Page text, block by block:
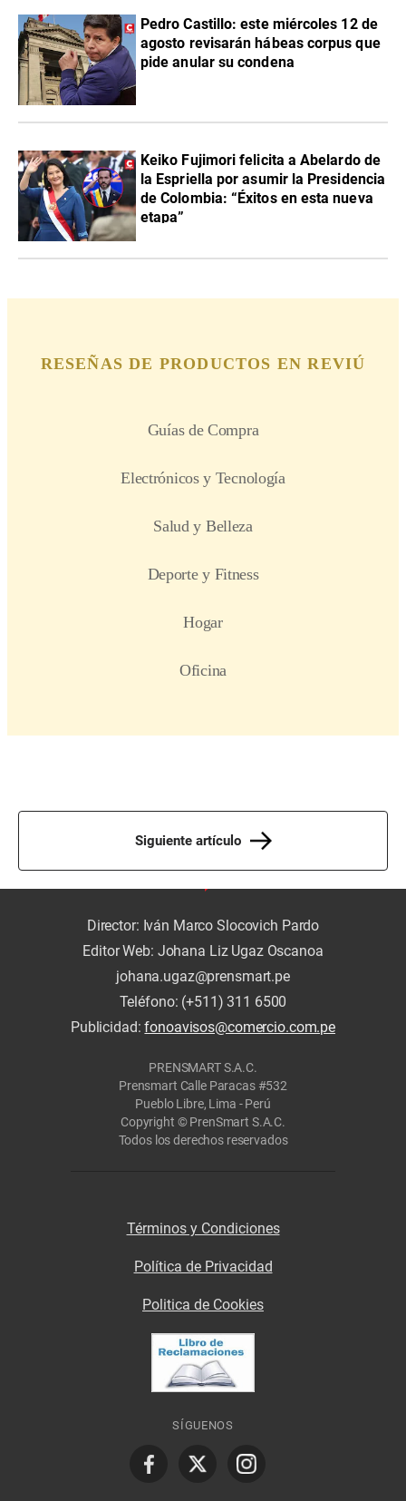
Pedro Castillo: este miércoles 12 de
agosto revisarán hábeas corpus que
pide anular su condena
Keiko Fujimori felicita a Abelardo de
la Espriella por asumir la Presidencia
de Colombia: “Éxitos en esta nueva
etapa”
Siguiente artículo
Director: Iván Marco Slocovich Pardo
Editor Web: Johana Liz Ugaz Oscanoa
johana.ugaz@prensmart.pe
Teléfono: (+511) 311 6500
Publicidad:fonoavisos@comercio.com.pe
PRENSMART S.A.C.
Prensmart Calle Paracas #532
Pueblo Libre, Lima - Perú
Copyright © PrenSmart S.A.C.
Todos los derechos reservados
Términos y Condiciones
Política de Privacidad
Politica de Cookies
SÍGUENOS